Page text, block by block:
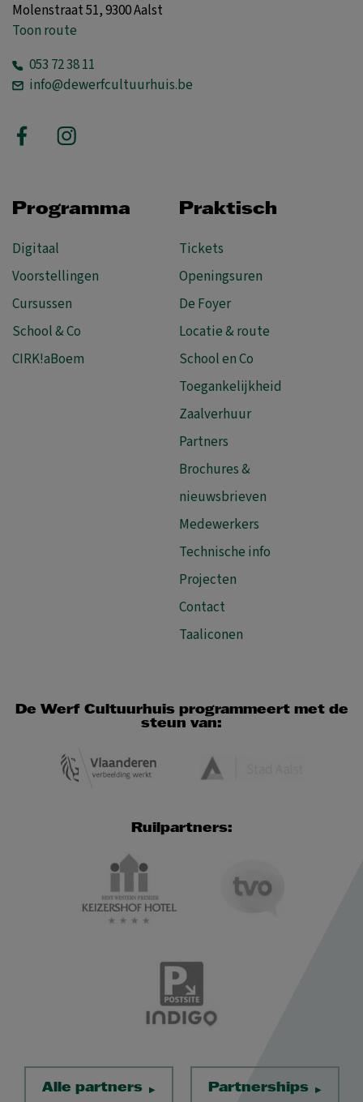
Molenstraat 51, 9300 Aalst
Toon route
053 72 38 11
info@dewerfcultuurhuis.be
Programma
Digitaal
Voorstellingen
Cursussen
School & Co
CIRK!aBoem
Praktisch
Tickets
Openingsuren
De Foyer
Locatie & route
School en Co
Toegankelijkheid
Zaalverhuur
Partners
Brochures &
nieuwsbrieven
Medewerkers
Technische info
Projecten
Contact
Taaliconen
De Werf Cultuurhuis programmeert met de
steun van:
Ruilpartners:
Alle partners Partnerships